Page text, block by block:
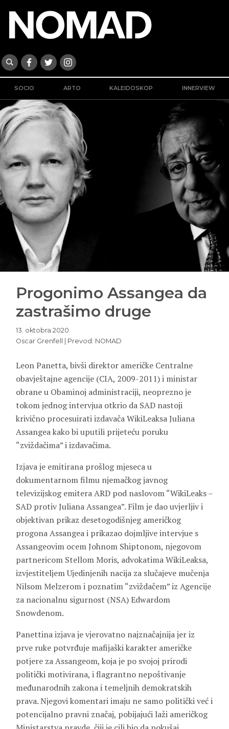
SOCIO ARTO KALEIDOSKOP INNERVIEW
Progonimo Assangea da
zastrašimo druge
13. oktobra 2020.
Oscar Grenfell | Prevod: NOMAD
Leon Panetta, bivši direktor američke Centralne
obavještajne agencije (CIA, 2009-2011) i ministar
obrane u Obaminoj administraciji, neoprezno je
tokom jednog intervjua otkrio da SAD nastoji
krivično procesuirati izdavača WikiLeaksa Juliana
Assangea kako bi uputili prijeteću poruku
“zviždačima” i izdavačima.
Izjava je emitirana prošlog mjeseca u
dokumentarnom filmu njemačkog javnog
televizijskog emitera ARD pod naslovom “WikiLeaks –
SAD protiv Juliana Assangea”. Film je dao uvjerljiv i
objektivan prikaz desetogodišnjeg američkog
progona Assangea i prikazao dojmljive intervjue s
Assangeovim ocem Johnom Shiptonom, njegovom
partnericom Stellom Moris, advokatima WikiLeaksa,
izvjestiteljem Ujedinjenih nacija za slučajeve mučenja
Nilsom Melzerom i poznatim “zviždačem” iz Agencije
za nacionalnu sigurnost (NSA) Edwardom
Snowdenom.
Panettina izjava je vjerovatno najznačajnija jer iz
prve ruke potvrđuje mafijaški karakter američke
potjere za Assangeom, koja je po svojoj prirodi
politički motivirana, i flagrantno nepoštivanje
međunarodnih zakona i temeljnih demokratskih
prava. Njegovi komentari imaju ne samo politički već i
potencijalno pravni značaj, pobijajući laži američkog